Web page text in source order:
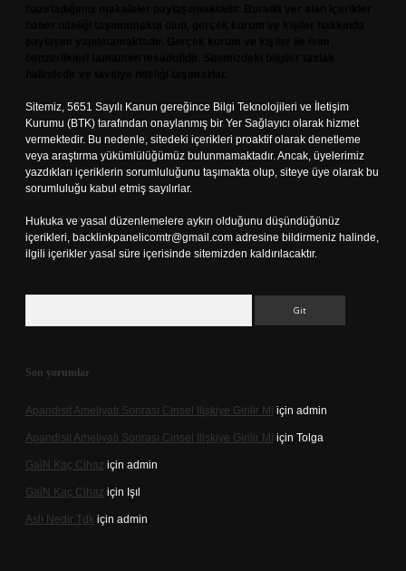
Sitemiz, 5651 Sayılı Kanun gereğince Bilgi Teknolojileri ve İletişim
Kurumu (BTK) tarafından onaylanmış bir Yer Sağlayıcı olarak hizmet
vermektedir. Bu nedenle, sitedeki içerikleri proaktif olarak denetleme
veya araştırma yükümlülüğümüz bulunmamaktadır. Ancak, üyelerimiz
yazdıkları içeriklerin sorumluluğunu taşımakta olup, siteye üye olarak bu
sorumluluğu kabul etmiş sayılırlar.
Hukuka ve yasal düzenlemelere aykırı olduğunu düşündüğünüz
içerikleri, backlinkpanelicomtr@gmail.com adresine bildirmeniz halinde,
ilgili içerikler yasal süre içerisinde sitemizden kaldırılacaktır.
Son yorumlar
Apandisit Ameliyatı Sonrası Cinsel Ilişkiye Girilir Mi için admin
Apandisit Ameliyatı Sonrası Cinsel Ilişkiye Girilir Mi için Tolga
Gai̇N Kaç Cihaz için admin
Gai̇N Kaç Cihaz için Işıl
Aslı Nedir Tdk için admin